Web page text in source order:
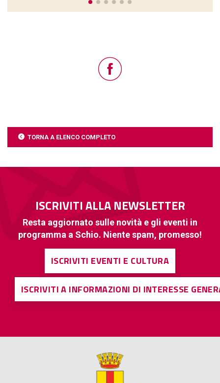
TORNA A ELENCO COMPLETO
ISCRIVITI ALLA NEWSLETTER
Resta aggiornato sulle novità e gli eventi in
programma a Schio. Niente spam, promesso!
ISCRIVITI EVENTI E CULTURA
ISCRIVITI A INFORMAZIONI DI INTERESSE